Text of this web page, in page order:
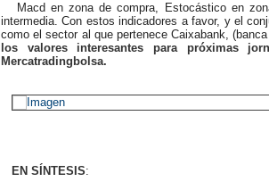
Macd en zona de compra, Estocástico en
intermedia. Con estos indicadores a favor, y el
como el sector al que pertenece Caixabank,
los valores interesantes para próximas
Mercatradingbolsa.
EN SÍNTESIS: